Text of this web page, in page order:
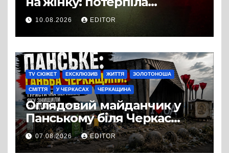
померла в лікарні
10.08.2026 EDITOR
TV СЮЖЕТ ЕКСКЛЮЗИВ ЖИТТЯ ЗОЛОТОНОША
СМІТТЯ У ЧЕРКАСАХ ЧЕРКАЩИНА
Оглядовий майданчик у
Панському біля Черкас
перетворився на занедбане
сміттєзвалище
07.08.2026 EDITOR